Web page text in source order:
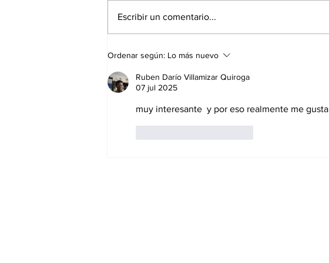
La Torre Colpatria
transforma agosto en
un festival de
experiencias para vivir
alturas
Escribir un comentario...
Ordenar según: Lo más nuevo
Ruben Darío Villamizar Quiroga
07 jul 2025
muy interesante  y por eso realmente me gusta